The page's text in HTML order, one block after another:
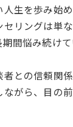
生を歩み始
セリングは単
期間悩み続け
者との信頼関
ながら、目の